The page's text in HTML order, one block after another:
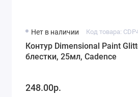
Нет в наличии Код товара:
Контур Dimensional Paint
блестки, 25мл, Cadence
248.00р.